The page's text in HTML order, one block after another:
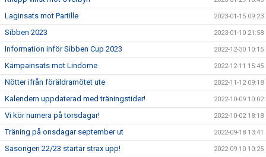
Laginsats mot Partille 2023-01-15 09:23
Sibben 2023 2023-01-10 21:58
Information inför Sibben Cup 2023 2022-12-30 10:15
Kämpainsats mot Lindome 2022-12-11 15:45
Nötter ifrån föräldramötet ute 2022-11-12 09:18
Kalendern uppdaterad med träningstider! 2022-10-09 10:02
Vi kör numera på torsdagar! 2022-10-02 18:18
Träning på onsdagar september ut 2022-09-18 13:41
Säsongen 22/23 startar strax upp! 2022-09-10 10:25